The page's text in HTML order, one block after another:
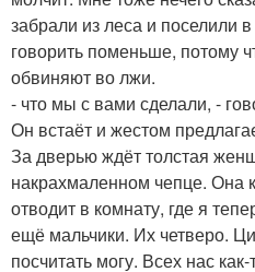
забрали из леса и поселили
говорить поменьше, потому
обвиняют во лжи.
- что мы с вами сделали, -
Он встаёт и жестом
За дверью ждёт толстая
накрахмаленном чепце. Она
отводит в комнату, где я
ещё мальчики. Их четверо.
посчитать могу. Всех нас